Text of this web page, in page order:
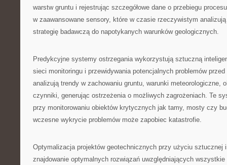
warstw gruntu i rejestrując szczegółowe dane o przebiegu
w zaawansowane sensory, które w czasie rzeczywistym
strategię badawczą do napotykanych warunków geologicznych.
Predykcyjne systemy ostrzegania wykorzystują sztuczną
sieci monitoringu i przewidywania potencjalnych problemów
analizują trendy w zachowaniu gruntu, warunki meteorologiczne,
czynniki, generując ostrzeżenia o możliwych zagrożeniach. Te
przy monitorowaniu obiektów krytycznych jak tamy, mosty czy
wczesne wykrycie problemów może zapobiec katastrofie.
Optymalizacja projektów geotechnicznych przy użyciu sztucznej
znajdowanie optymalnych rozwiązań uwzględniających